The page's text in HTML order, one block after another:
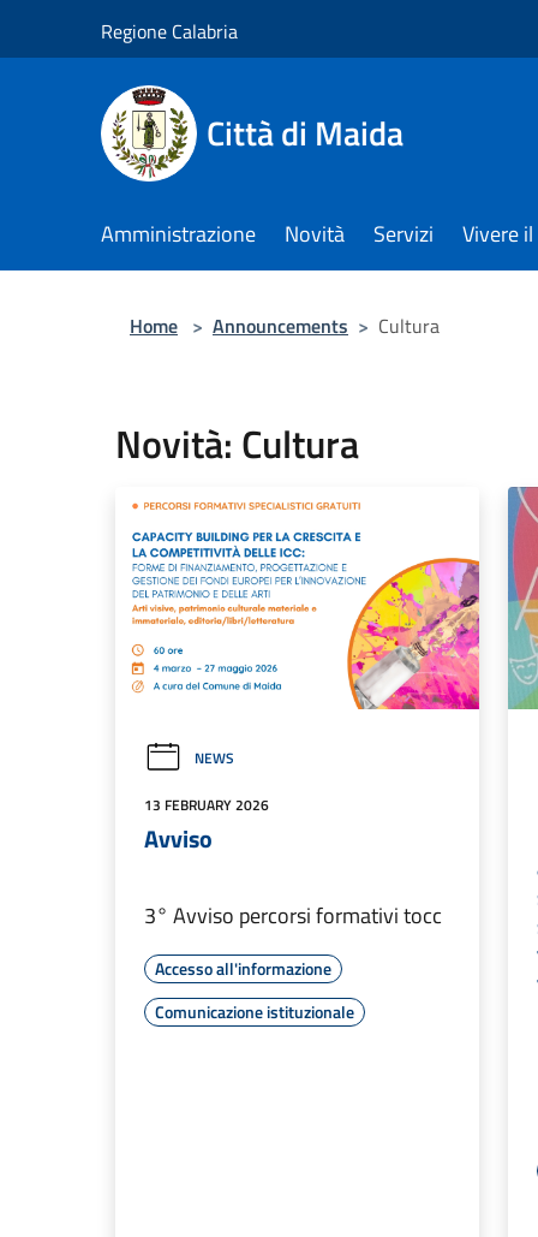
Regione Calabria
Città di Maida
Amministrazione Novità Servizi Vivere
Home > Announcements > Cultura
Novità: Cultura
NEWS
13 FEBRUARY 2026
Avviso
3° Avviso percorsi formativi tocc
Accesso all'informazione
Comunicazione istituzionale